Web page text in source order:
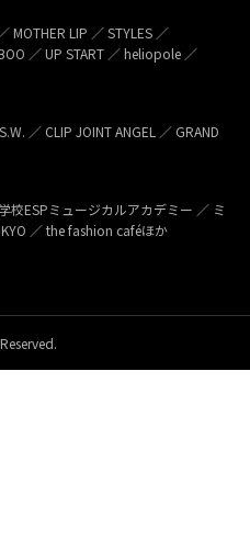
MOTHER LIP ／ STYLES ／
／ UP START ／ heliopole ／
／ CLIP JOINT ANGEL ／ GRAND
校ESPミュージカルアカデミー ／ ミ
／ the fashion caféほか